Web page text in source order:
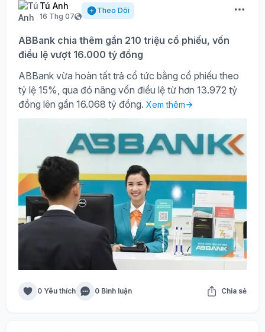
Tú Anh
16 Thg 07
Theo Dõi
ABBank chia thêm gần 210 triệu cổ phiếu, vốn
điều lệ vượt 16.000 tỷ đồng
ABBank vừa hoàn tất trả cổ tức bằng cổ phiếu theo
tỷ lệ 15%, qua đó nâng vốn điều lệ từ hơn 13.972 tỷ
đồng lên gần 16.068 tỷ đồng. Xem thêm
0 Yêu thích 0 Bình luận Chia sẻ